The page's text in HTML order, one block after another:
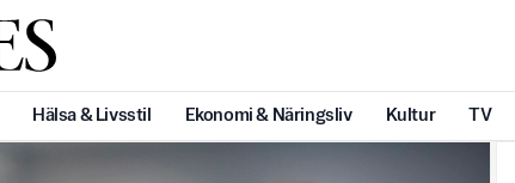
Hälsa & Livsstil Ekonomi & Näringsliv Kultur TV